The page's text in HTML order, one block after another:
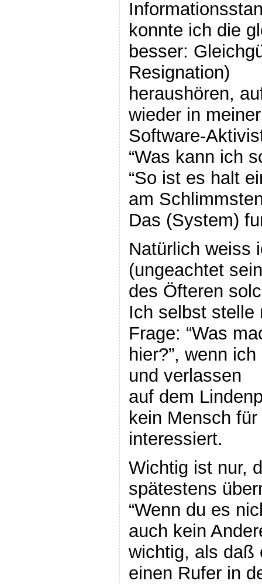
konnte ich die
besser:
Resignation)
heraushören,
wieder in
Software-
“Was kann ich
“So ist es halt
am
Das (System)
Natürlich weiss
(ungeachtet
des Öfteren
Ich selbst stelle
Frage: “Was
hier?”, wenn
und verlassen
auf dem
kein Mensch
interessiert.
Wichtig ist nur,
spätestens
“Wenn du es
auch kein
wichtig, als daß
einen Rufer in